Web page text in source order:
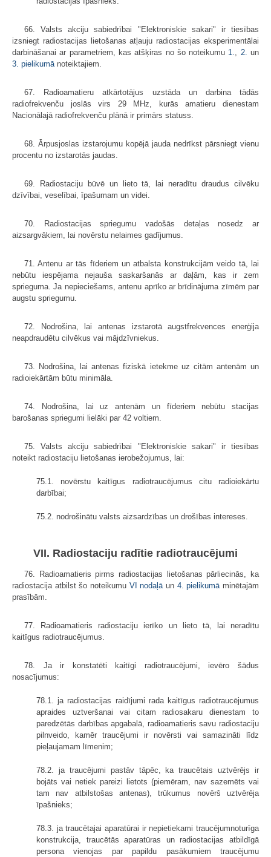
66. Valsts akciju sabiedrībai "Elektroniskie sakari" ir tiesības
izsniegt radiostacijas lietošanas atļauju radiostacijas eksperimentālai
darbināšanai ar parametriem, kas atšķiras no šo noteikumu 1. 2.un
3. pielikumā noteiktajiem.
67. Radioamatieru atkārtotājus uzstāda un darbina tādās
radiofrekvenču joslās virs 29 MHz, kurās amatieru dienestam
Nacionālajā radiofrekvenču plānā ir primārs statuss.
68. Ārpusjoslas izstarojumu kopējā jauda nedrīkst pārsniegt vienu
procentu no izstarotās jaudas.
69. Radiostaciju būvē un lieto tā, lai neradītu draudus cilvēku
dzīvībai, veselībai, īpašumam un videi.
70. Radiostacijas spriegumu vadošās detaļas nosedz ar
aizsargvākiem, lai novērstu nelaimes gadījumus.
71. Antenu ar tās fīderiem un atbalsta konstrukcijām veido tā, lai
nebūtu iespējama nejauša saskaršanās ar daļām, kas ir zem
sprieguma. Ja nepieciešams, antenu aprīko ar brīdinājuma zīmēm par
augstu spriegumu.
72. Nodrošina, lai antenas izstarotā augstfrekvences enerģija
neapdraudētu cilvēkus vai mājdzīvniekus.
73. Nodrošina, lai antenas fiziskā ietekme uz citām antenām un
radioiekārtām būtu minimāla.
74. Nodrošina, lai uz antenām un fīderiem nebūtu stacijas
barošanas spriegumi lielāki par 42 voltiem.
75. Valsts akciju sabiedrībai "Elektroniskie sakari" ir tiesības
noteikt radiostaciju lietošanas ierobežojumus, lai:
75.1. novērstu kaitīgus radiotraucējumus citu radioiekārtu
darbībai;
75.2. nodrošinātu valsts aizsardzības un drošības intereses.
VII. Radiostaciju radītie radiotraucējumi
76. Radioamatieris pirms radiostacijas lietošanas pārliecinās, ka
radiostacija atbilst šo noteikumu VI nodaļā un 4. pielikumā minētajām
prasībām.
77. Radioamatieris radiostaciju ierīko un lieto tā, lai neradītu
kaitīgus radiotraucējumus.
78. Ja ir konstatēti kaitīgi radiotraucējumi, ievēro šādus
nosacījumus:
78.1. ja radiostacijas raidījumi rada kaitīgus radiotraucējumus
apraides uztveršanai vai citam radiosakaru dienestam to
paredzētās darbības apgabalā, radioamatieris savu radiostaciju
pilnveido, kamēr traucējumi ir novērsti vai samazināti līdz
pieļaujamam līmenim;
78.2. ja traucējumi pastāv tāpēc, ka traucētais uztvērējs ir
bojāts vai netiek pareizi lietots (piemēram, nav sazemēts vai
tam nav atbilstošas antenas), trūkumus novērš uztvērēja
īpašnieks;
78.3. ja traucētajai aparatūrai ir nepietiekami traucējumnoturīga
konstrukcija, traucētās aparatūras un radiostacijas atbildīgā
persona vienojas par papildu pasākumiem traucējumu